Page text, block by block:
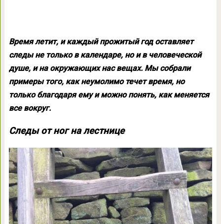
Время летит, и каждый прожитый год оставляет
следы не только в календаре, но и в человеческой
душе, и на окружающих нас вещах. Мы собрали
примеры того, как неумолимо течет время, но
только благодаря ему и можно понять, как меняется
все вокруг.
Следы от ног на лестнице